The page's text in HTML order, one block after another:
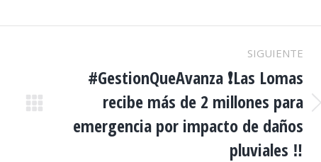
SIGUIENTE
Publicación
siguiente:
#GestionQueAvanza ❗️Las Lomas
recibe más de 2 millones para
emergencia por impacto de daños
pluviales ‼️